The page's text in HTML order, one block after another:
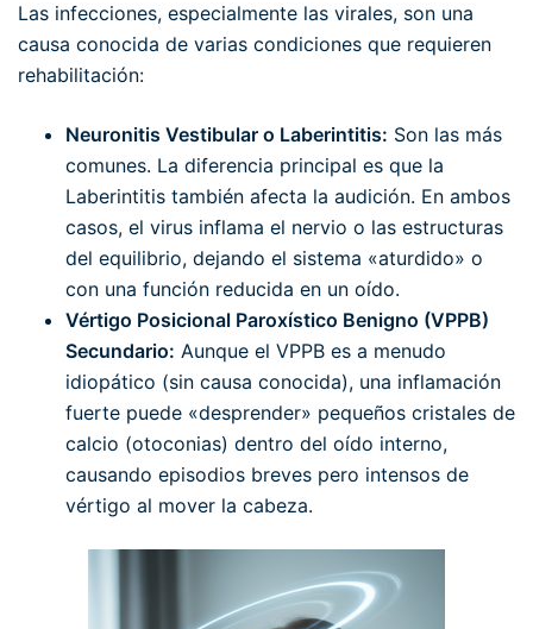
Las infecciones, especialmente las virales, son una
causa conocida de varias condiciones que requieren
rehabilitación:
Neuronitis Vestibular o Laberintitis: Son las más
comunes. La diferencia principal es que la
Laberintitis también afecta la audición. En ambos
casos, el virus inflama el nervio o las estructuras
del equilibrio, dejando el sistema «aturdido» o
con una función reducida en un oído.
Vértigo Posicional Paroxístico Benigno (VPPB)
Secundario: Aunque el VPPB es a menudo
idiopático (sin causa conocida), una inflamación
fuerte puede «desprender» pequeños cristales de
calcio (otoconias) dentro del oído interno,
causando episodios breves pero intensos de
vértigo al mover la cabeza.